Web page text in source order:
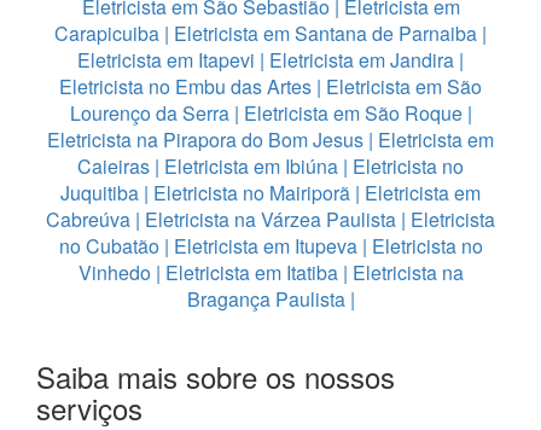
Eletricista em São Sebastião| Eletricista em
Carapicuiba | Eletricista em Santana de Parnaiba |
Eletricista em Itapevi | Eletricista em Jandira |
Eletricista no Embu das Artes | Eletricista em São
Lourenço da Serra| Eletricista em São Roque|
Eletricista na Pirapora do Bom Jesus | Eletricista em
Caieiras | Eletricista em Ibiúna | Eletricista no
Juquitiba | Eletricista no Mairiporã | Eletricista em
Cabreúva | Eletricista na Várzea Paulista | Eletricista
no Cubatão| Eletricista em Itupeva| Eletricista no
Vinhedo| Eletricista em Itatiba| Eletricista na
Bragança Paulista|
Saiba mais sobre os nossos
serviços